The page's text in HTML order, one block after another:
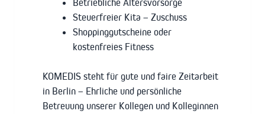
Steuerfreier Kita – Zuschuss
Shoppinggutscheine oder
kostenfreies Fitness
KOMEDIS steht für gute und faire Zeitarbeit
in Berlin – Ehrliche und persönliche
Betreuung unserer Kollegen und Kolleginnen